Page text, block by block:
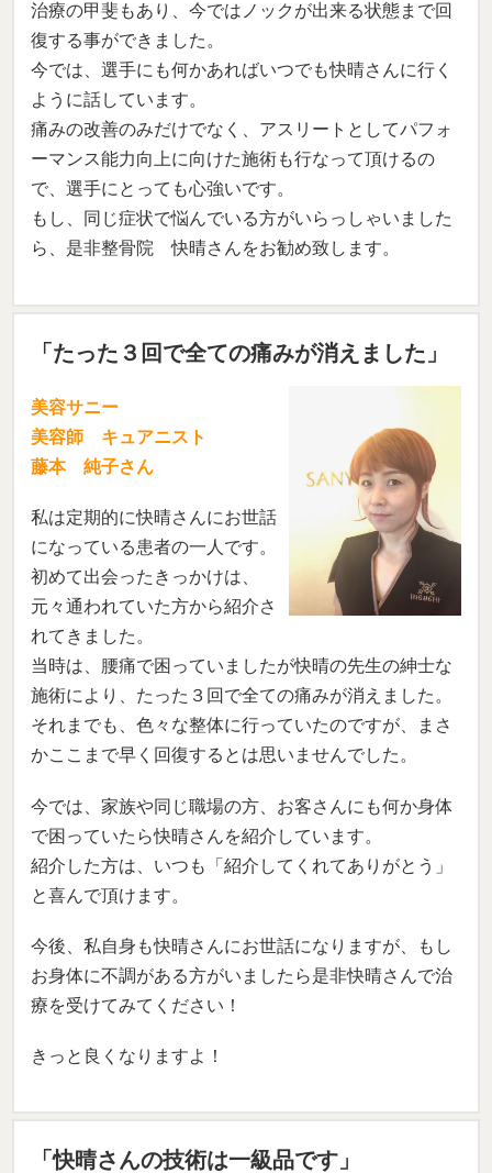
治療の甲斐もあり、今ではノックが出来る状態まで回
復する事ができました。
今では、選手にも何かあればいつでも快晴さんに行く
ように話しています。
痛みの改善のみだけでなく、アスリートとしてパフォ
ーマンス能力向上に向けた施術も行なって頂けるの
で、選手にとっても心強いです。
もし、同じ症状で悩んでいる方がいらっしゃいました
ら、是非整骨院 快晴さんをお勧め致します。
「たった３回で全ての痛みが消えました」
美容サニー
美容師 キュアニスト
藤本 純子さん
私は定期的に快晴さんにお世話
になっている患者の一人です。
初めて出会ったきっかけは、
元々通われていた方から紹介さ
れてきました。
当時は、腰痛で困っていましたが快晴の先生の紳士な
施術により、たった３回で全ての痛みが消えました。
それまでも、色々な整体に行っていたのですが、まさ
かここまで早く回復するとは思いませんでした。
今では、家族や同じ職場の方、お客さんにも何か身体
で困っていたら快晴さんを紹介しています。
紹介した方は、いつも「紹介してくれてありがとう」
と喜んで頂けます。
今後、私自身も快晴さんにお世話になりますが、もし
お身体に不調がある方がいましたら是非快晴さんで治
療を受けてみてください！
きっと良くなりますよ！
「快晴さんの技術は一級品です」